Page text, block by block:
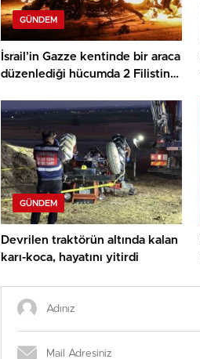
GÜNDEM
İsrail’in Gazze kentinde bir araca
düzenlediği hücumda 2 Filistinli
GÜNDEM
Devrilen traktörün altında kalan
karı-koca, hayatını yitirdi